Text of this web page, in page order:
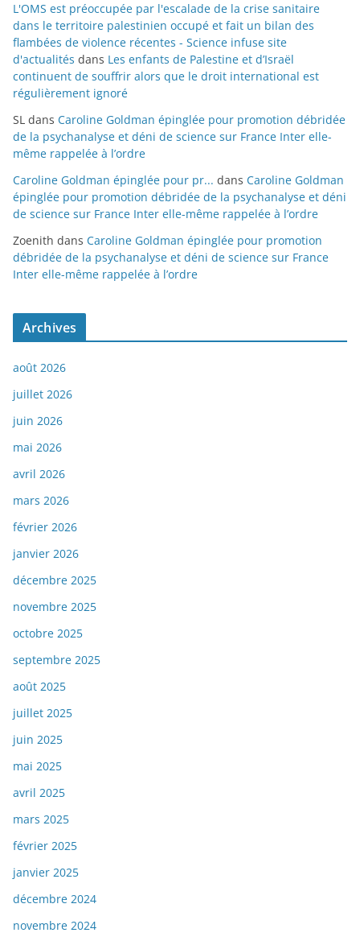
L'OMS est préoccupée par l'escalade de la crise sanitaire
dans le territoire palestinien occupé et fait un bilan des
flambées de violence récentes - Science infuse site
d'actualités dans Les enfants de Palestine et d’Israël
continuent de souffrir alors que le droit international est
régulièrement ignoré
SL dans Caroline Goldman épinglée pour promotion débridée
de la psychanalyse et déni de science sur France Inter elle-
même rappelée à l’ordre
Caroline Goldman épinglée pour pr... dans Caroline Goldman
épinglée pour promotion débridée de la psychanalyse et déni
de science sur France Inter elle-même rappelée à l’ordre
Zoenith dans Caroline Goldman épinglée pour promotion
débridée de la psychanalyse et déni de science sur France
Inter elle-même rappelée à l’ordre
Archives
août 2026
juillet 2026
juin 2026
mai 2026
avril 2026
mars 2026
février 2026
janvier 2026
décembre 2025
novembre 2025
octobre 2025
septembre 2025
août 2025
juillet 2025
juin 2025
mai 2025
avril 2025
mars 2025
février 2025
janvier 2025
décembre 2024
novembre 2024